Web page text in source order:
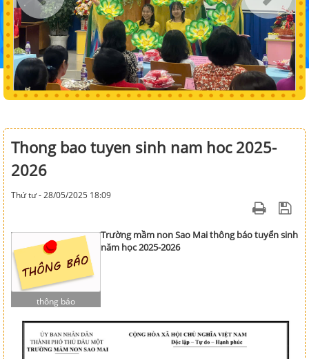
Thong bao tuyen sinh nam hoc 2025-
2026
Thứ tư - 28/05/2025 18:09
thông báo
Trường mầm non Sao Mai thông báo tuyển sinh
năm học 2025-2026